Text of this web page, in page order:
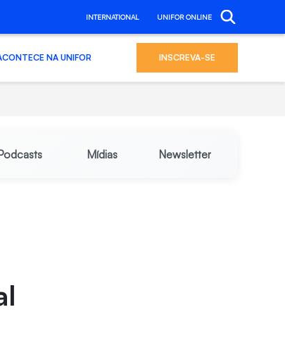
INTERNATIONAL UNIFOR ONLINE
NA UNIFOR INSCREVA-SE
Mídias Newsletter